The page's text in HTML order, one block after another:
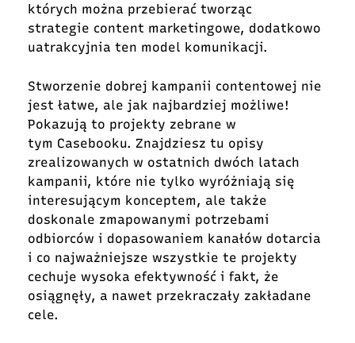
których można przebierać tworząc
strategie content marketingowe, dodatkowo
uatrakcyjnia ten model komunikacji.
Stworzenie dobrej kampanii contentowej nie
jest łatwe, ale jak najbardziej możliwe!
Pokazują to projekty zebrane w
tym Casebooku. Znajdziesz tu opisy
zrealizowanych w ostatnich dwóch latach
kampanii, które nie tylko wyróżniają się
interesującym konceptem, ale także
doskonale zmapowanymi potrzebami
odbiorców i dopasowaniem kanałów dotarcia
i co najważniejsze wszystkie te projekty
cechuje wysoka efektywność i fakt, że
osiągnęły, a nawet przekraczały zakładane
cele.